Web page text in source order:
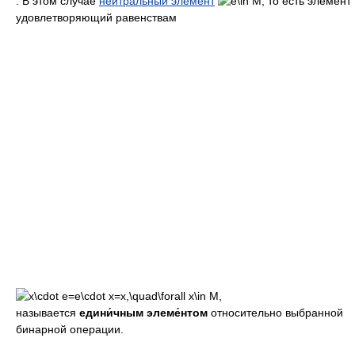
удовлетворяющий равенствам
называется едини́чным элеме́нтом относительно выбранной
бинарной операции.